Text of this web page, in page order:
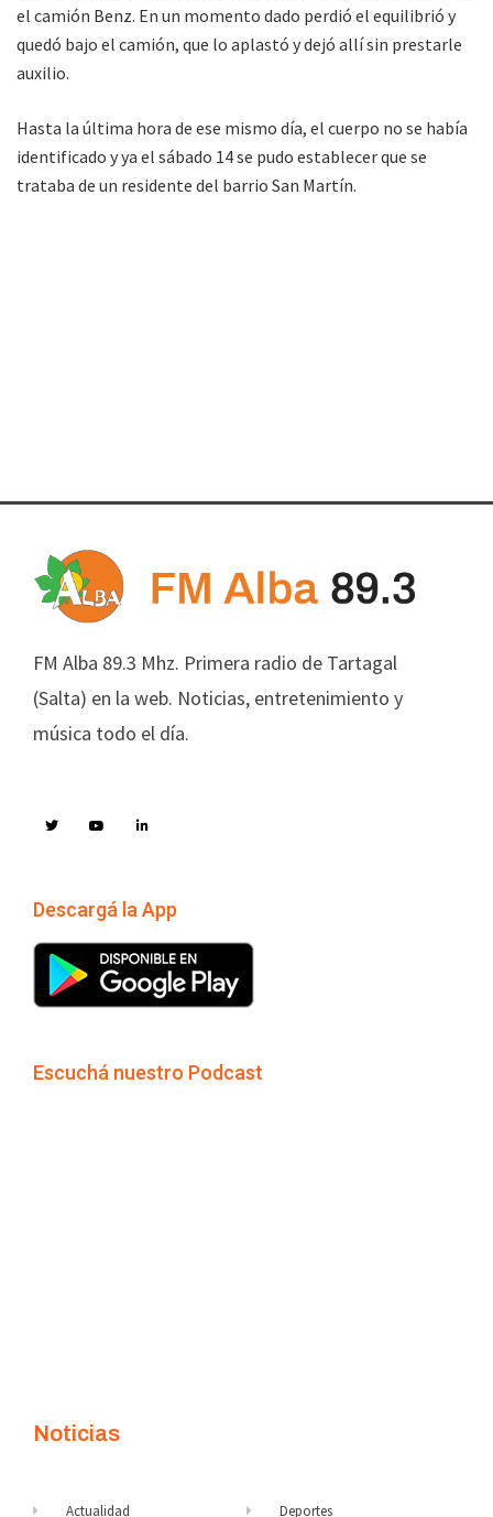
el camión Benz. En un momento dado perdió el equilibrió y
quedó bajo el camión, que lo aplastó y dejó allí sin prestarle
auxilio.
Hasta la última hora de ese mismo día, el cuerpo no se había
identificado y ya el sábado 14 se pudo establecer que se
trataba de un residente del barrio San Martín.
FM Alba 89.3 Mhz. Primera radio de Tartagal
(Salta) en la web. Noticias, entretenimiento y
música todo el día.
Descargá la App
Escuchá nuestro Podcast
Noticias
Actualidad Deportes